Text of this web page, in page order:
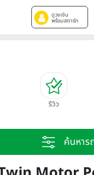
ดูวงเงิน
พร้อมสตาร์ท
รีวิว
ค้นหาร